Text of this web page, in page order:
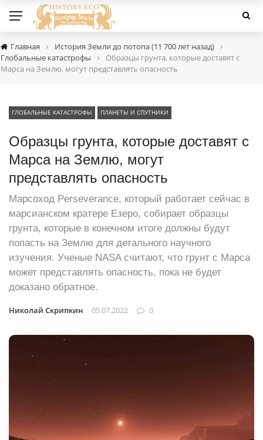
Главная › История Земли до потопа (11 700 лет назад) ›
Глобальные катастрофы ›
Образцы грунта, которые доставят с
Марса на Землю, могут представлять опасность
ГЛОБАЛЬНЫЕ КАТАСТРОФЫ ПЛАНЕТЫ И СПУТНИКИ
Образцы грунта, которые доставят с
Марса на Землю, могут
представлять опасность
Марсоход Perseverance, который работает сейчас в
марсианском кратере Езеро, собирает образцы
грунта, которые в конечном итоге должны будут
попасть на Землю для детального научного
изучения. Ученые NASA считают, что грунт с Марса
может представлять опасность, пока не будет
доказано обратное.
Николай Скрипкин 05.07.2022 0